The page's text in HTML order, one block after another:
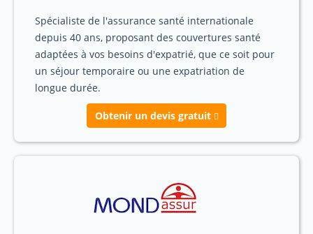
Spécialiste de l'assurance santé internationale
depuis 40 ans, proposant des couvertures santé
adaptées à vos besoins d'expatrié, que ce soit pour
un séjour temporaire ou une expatriation de
longue durée.
Obtenir un devis gratuit